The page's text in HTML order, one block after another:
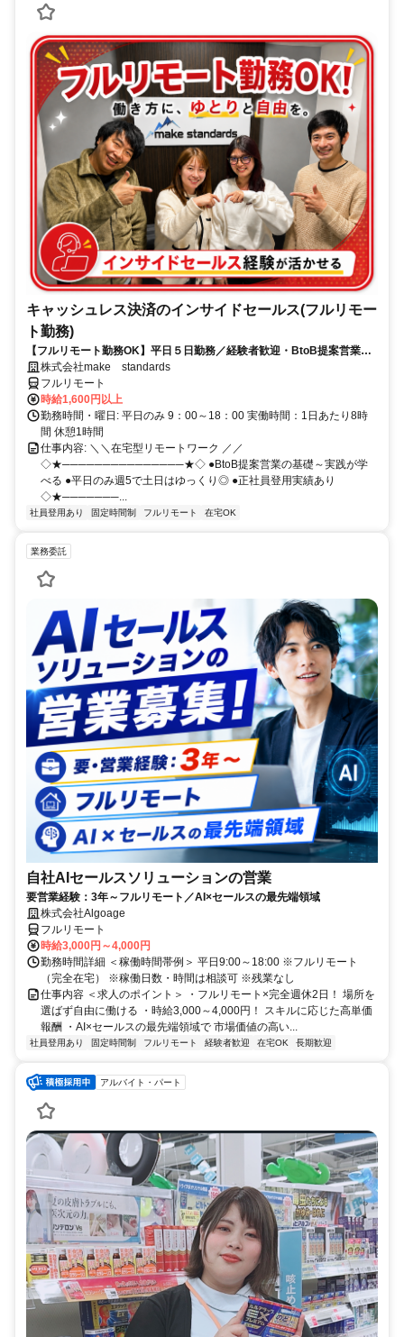
キャッシュレス決済のインサイドセールス(フルリモー
ト勤務)
【フルリモート勤務OK】平日５日勤務／経験者歓迎・BtoB提案営業で
スキルアップ
株式会社make standards
フルリモート
時給1,600円以上
勤務時間・曜日: 平日のみ 9：00～18：00 実働時間：1日あたり8時
間 休憩1時間
仕事内容: ＼＼在宅型リモートワーク ／／
◇★───────────────★◇ ●BtoB提案営業の基礎～実践が学
べる ●平日のみ週5で土日はゆっくり◎ ●正社員登用実績あり
◇★───────...
社員登用あり 固定時間制 フルリモート 在宅OK
業務委託
自社AIセールスソリューションの営業
要営業経験：3年～フルリモート／AI×セールスの最先端領域
株式会社Algoage
フルリモート
時給3,000円～4,000円
勤務時間詳細 ＜稼働時間帯例＞ 平日9:00～18:00 ※フルリモート
（完全在宅） ※稼働日数・時間は相談可 ※残業なし
仕事内容 ＜求人のポイント＞ ・フルリモート×完全週休2日！ 場所を
選ばず自由に働ける ・時給3,000～4,000円！ スキルに応じた高単価
報酬 ・AI×セールスの最先端領域で 市場価値の高い...
社員登用あり 固定時間制 フルリモート 経験者歓迎 在宅OK 長期歓迎
アルバイト・パート